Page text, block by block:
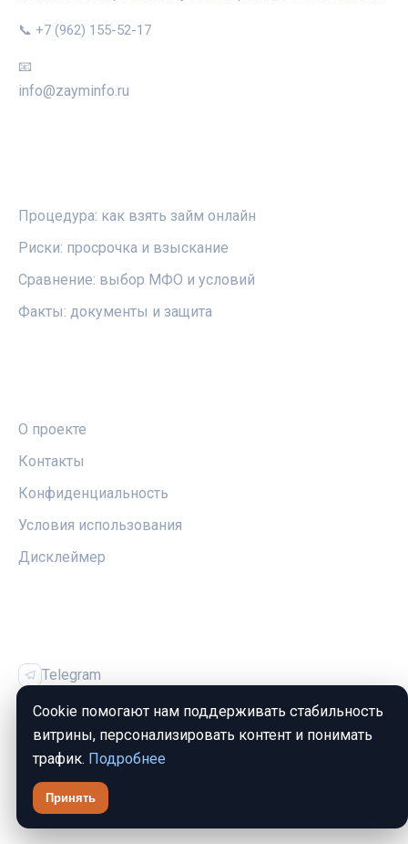
📞 +7 (962) 155-52-17
📧
info@zayminfo.ru
Процедура: как взять займ онлайн
Риски: просрочка и взыскание
Сравнение: выбор МФО и условий
Факты: документы и защита
О проекте
Контакты
Конфиденциальность
Условия использования
Дисклеймер
Telegram
Vk
© 2026 ЗаймИнфо. Все права защищены.
Cookie помогают нам поддерживать стабильность
витрины, персонализировать контент и понимать
трафик. Подробнее
Принять